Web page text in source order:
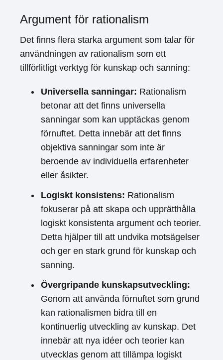
Argument för rationalism
Det finns flera starka argument som talar för
användningen av rationalism som ett
tillförlitligt verktyg för kunskap och sanning:
Universella sanningar: Rationalism
betonar att det finns universella
sanningar som kan upptäckas genom
förnuftet. Detta innebär att det finns
objektiva sanningar som inte är
beroende av individuella erfarenheter
eller åsikter.
Logiskt konsistens: Rationalism
fokuserar på att skapa och upprätthålla
logiskt konsistenta argument och teorier.
Detta hjälper till att undvika motsägelser
och ger en stark grund för kunskap och
sanning.
Övergripande kunskapsutveckling:
Genom att använda förnuftet som grund
kan rationalismen bidra till en
kontinuerlig utveckling av kunskap. Det
innebär att nya idéer och teorier kan
utvecklas genom att tillämpa logiskt